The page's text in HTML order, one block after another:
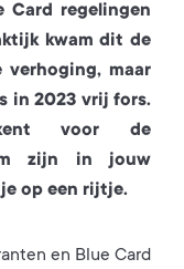
Card regelingen
kwam dit de
verhoging, maar
in 2023 vrij fors.
voor de
zijn in jouw
op een rijtje.
en Blue Card